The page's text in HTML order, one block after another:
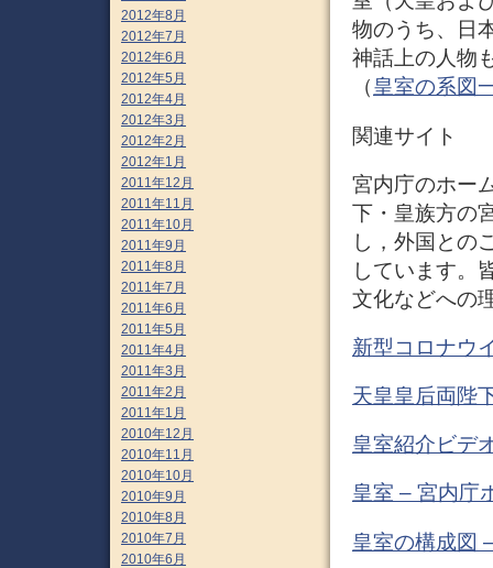
物のうち、日
神話上の人物
（皇室の系図
関連サイト
宮内庁のホー
下・皇族方の
し，外国との
しています。
文化などへの
新型コロナウ
天皇皇后両陛
皇室紹介ビデ
皇室 – 宮内庁
皇室の構成図
2012年8月
2012年7月
2012年6月
2012年5月
2012年4月
2012年3月
2012年2月
2012年1月
2011年12月
2011年11月
2011年10月
2011年9月
2011年8月
2011年7月
2011年6月
2011年5月
2011年4月
2011年3月
2011年2月
2011年1月
2010年12月
2010年11月
2010年10月
2010年9月
2010年8月
2010年7月
2010年6月